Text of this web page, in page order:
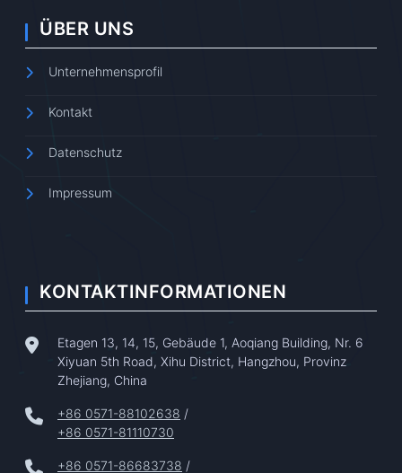
ÜBER UNS
Unternehmensprofil
Kontakt
Datenschutz
Impressum
KONTAKTINFORMATIONEN
Etagen 13, 14, 15, Gebäude 1, Aoqiang Building, Nr. 6
Xiyuan 5th Road, Xihu District, Hangzhou, Provinz
Zhejiang, China
+86 0571-88102638 /
+86 0571-81110730
+86 0571-86683738 /